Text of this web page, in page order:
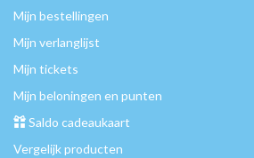
Mijn bestellingen
Mijn verlanglijst
Mijn tickets
Mijn beloningen en punten
Saldo cadeaukaart
Vergelijk producten